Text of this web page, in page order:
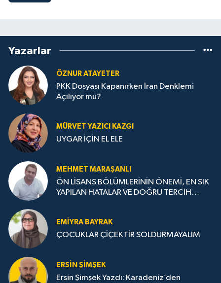
Yazarlar
ÖZNUR ATAYETER
PKK Dosyası Kapanırken İran Denklemi
Açılıyor mu?
MÜRVET YAZICI KAZGI
UYGAR İÇİN EL ELE
MEHMET MARAŞANLI
ÖN LİSANS BÖLÜMLERİNİN ÖNEMİ, EN SIK
YAPILAN HATALAR VE DOĞRU TERCİH
EMIYRA BAYRAK
ÇOCUKLAR ÇİÇEKTİR SOLDURMAYALIM
ERSIN ŞIMŞEK
Ersin Şimşek Yazdı: Karadeniz’den